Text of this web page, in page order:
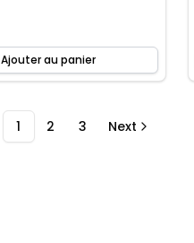
Ajouter au panier
1 2 3 Next